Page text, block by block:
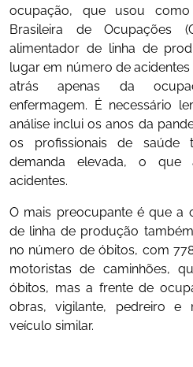
ocupação, que usou
Brasileira de Ocupações
alimentador de linha de
lugar em número de
atrás apenas da
enfermagem. É necessário
análise inclui os anos da
os profissionais de saúde
demanda elevada, o que
acidentes.
O mais preocupante é que a
de linha de produção
no número de óbitos, com
motoristas de caminhões,
óbitos, mas a frente de
obras, vigilante, pedreiro
veículo similar.